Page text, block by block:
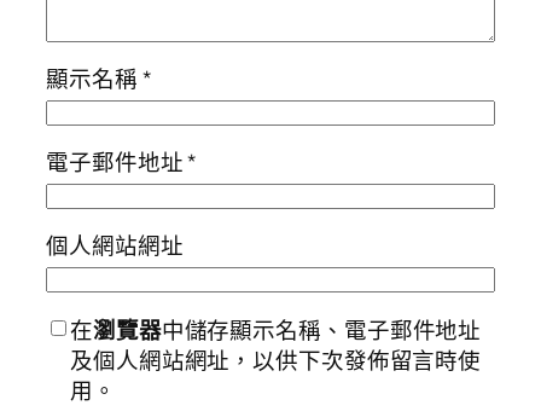
顯示名稱*
電子郵件地址*
個人網站網址
在瀏覽器中儲存顯示名稱、電子郵件地址
及個人網站網址，以供下次發佈留言時使
用。